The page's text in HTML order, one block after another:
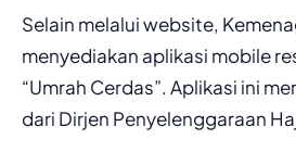
Selain melalui website,
menyediakan aplikasi mobile
“Umrah Cerdas”. Aplikasi ini
dari Dirjen Penyelenggaraan